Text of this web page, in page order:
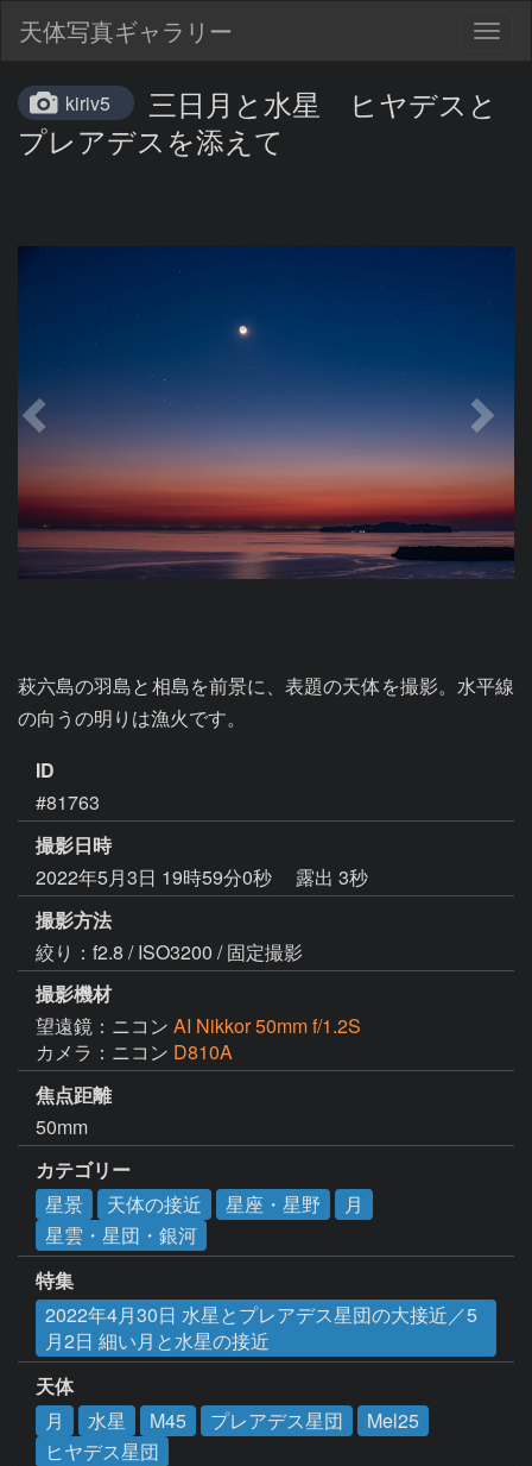
天体写真ギャラリー
kiriv5
三日月と水星 ヒヤデスと
プレアデスを添えて
萩六島の羽島と相島を前景に、表題の天体を撮影。水平線
の向うの明りは漁火です。
ID
#81763
撮影日時
2022年5月3日 19時59分0秒
露出 3秒
撮影方法
絞り：f2.8 / ISO3200 / 固定撮影
撮影機材
望遠鏡：ニコン AI Nikkor 50mm f/1.2S
カメラ：ニコン D810A
焦点距離
50mm
カテゴリー
星景
天体の接近 星座・星野
月
星雲・星団・銀河
特集
2022年4月30日 水星とプレアデス星団の大接近／5
月2日 細い月と水星の接近
天体
月
水星 M45 プレアデス星団
Mel25
ヒヤデス星団